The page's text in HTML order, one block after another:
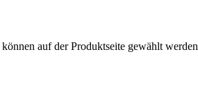
auf der Produktseite gewählt werden